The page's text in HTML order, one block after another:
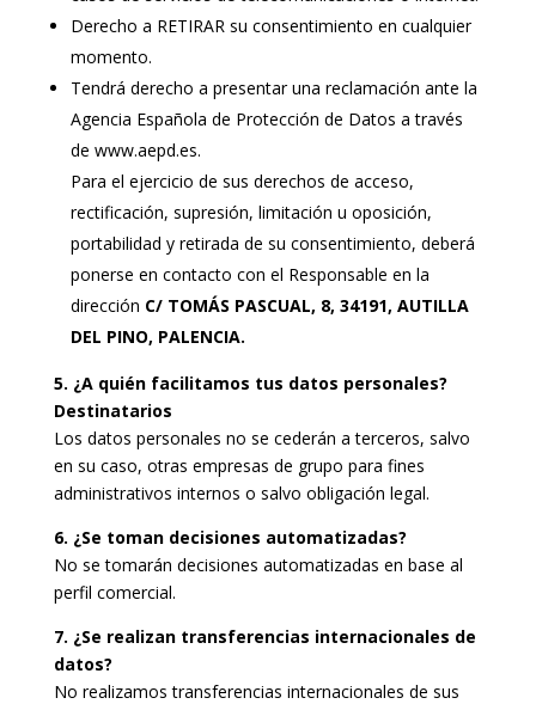
Derecho a RETIRAR su consentimiento en cualquier
momento.
Tendrá derecho a presentar una reclamación ante la
Agencia Española de Protección de Datos a través
de www.aepd.es.
Para el ejercicio de sus derechos de acceso,
rectificación, supresión, limitación u oposición,
portabilidad y retirada de su consentimiento, deberá
ponerse en contacto con el Responsable en la
dirección C/ TOMÁS PASCUAL, 8, 34191, AUTILLA
DEL PINO, PALENCIA.
5. ¿A quién facilitamos tus datos personales?
Destinatarios
Los datos personales no se cederán a terceros, salvo
en su caso, otras empresas de grupo para fines
administrativos internos o salvo obligación legal.
6. ¿Se toman decisiones automatizadas?
No se tomarán decisiones automatizadas en base al
perfil comercial.
7. ¿Se realizan transferencias internacionales de
datos?
No realizamos transferencias internacionales de sus